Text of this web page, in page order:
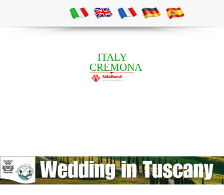
ITALY
CREMONA